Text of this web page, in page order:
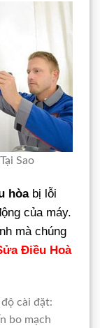
Sao
hòabị lỗi
của máy.
mà chúng
Điều Hoà
cài đặt:
bo mạch